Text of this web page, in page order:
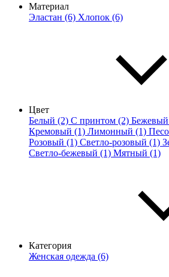
Материал
Эластан (6) Хлопок (6)
Цвет
Белый (2) С принтом (2)
Кремовый (1) Лимонный (1)
Розовый (1) Светло-розовый (1)
Светло-бежевый (1) Мятный (1)
Категория
Женская одежда (6)